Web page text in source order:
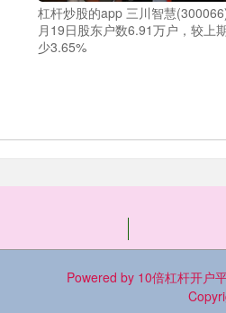
杠杆炒股的app 三川智慧
月19日股东户数6.91万户，较上
少3.65%
Powered by 10倍杠杆开户